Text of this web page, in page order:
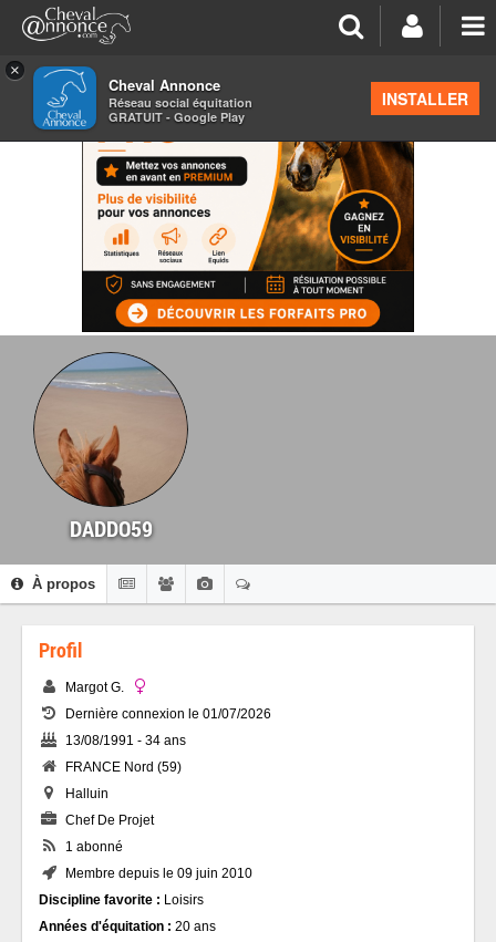
×
Cheval Annonce
Réseau social équitation
GRATUIT - Google Play
INSTALLER
DADDO59
À propos
Profil
Margot G.
Dernière connexion le 01/07/2026
13/08/1991 - 34 ans
FRANCE Nord (59)
Halluin
Chef De Projet
1 abonné
Membre depuis le 09 juin 2010
Discipline favorite : Loisirs
Années d'équitation : 20 ans